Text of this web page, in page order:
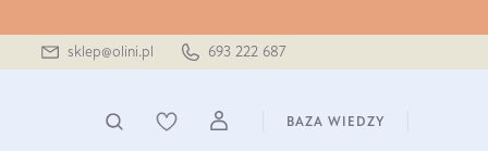
sklep@olini.pl 693 222 687
BAZA WIEDZY